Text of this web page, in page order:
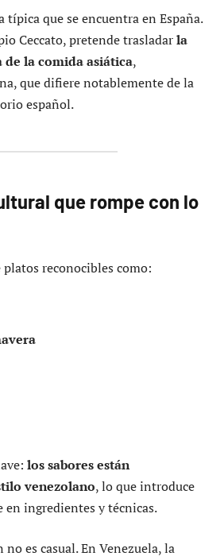
típica que se encuentra en España.
Ceccato, pretende trasladarla
la comida asiática,
que difiere notablemente de la
español.
que rompe con lo
reconocibles como:
los sabores están
venezolano, lo que introduce
ingredientes y técnicas.
es casual. En Venezuela, la